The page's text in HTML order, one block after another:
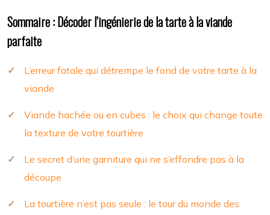
Sommaire : Décoder l’ingénierie de la tarte à la viande
parfaite
L’erreur fatale qui détrempe le fond de votre tarte à la
viande
Viande hachée ou en cubes : le choix qui change toute
la texture de votre tourtière
Le secret d’une garniture qui ne s’effondre pas à la
découpe
La tourtière n’est pas seule : le tour du monde des